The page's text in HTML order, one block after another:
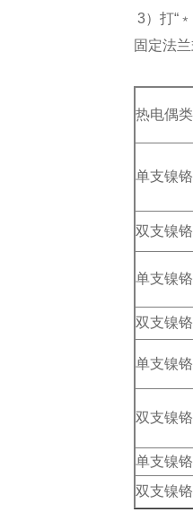
3）打
固定法
热电偶
单支镍
双支镍
单支镍
双支镍
单支镍
双支镍
单支镍
双支镍